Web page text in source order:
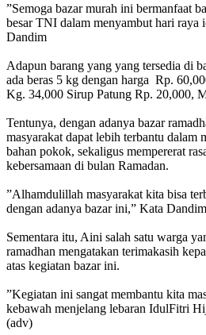
‎”Semoga bazar murah ini bermanfaat
besar TNI dalam menyambut hari raya
Dandim
‎Adapun barang yang yang tersedia di
ada beras 5 kg dengan harga Rp.
Kg. 34,000 Sirup Patung Rp. 20,000,
‎Tentunya, dengan adanya bazar
masyarakat dapat lebih terbantu dalam
bahan pokok, sekaligus mempererat
kebersamaan di bulan Ramadan.
‎”Alhamdulillah masyarakat kita bisa
dengan adanya bazar ini,” Kata
‎Sementara itu, Aini salah satu warga
ramadhan mengatakan terimakasih
atas kegiatan bazar ini.
‎”Kegiatan ini sangat membantu kita
kebawah menjelang lebaran IdulFitri
(adv)